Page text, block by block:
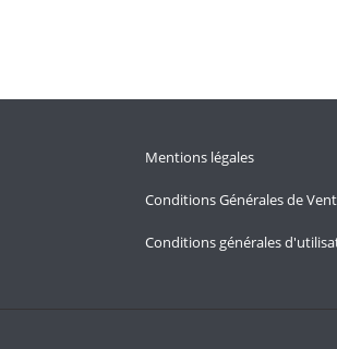
Mentions légales
Conditions Générales de
Conditions générales